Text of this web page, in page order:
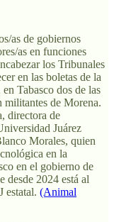
as de gobiernos
as en funciones
los Tribunales
en las boletas de la
Tabasco dos de las
militantes de Morena.
directora de
Juárez
Morales, quien
en la
en el gobierno de
2024 está al
estatal. (Animal